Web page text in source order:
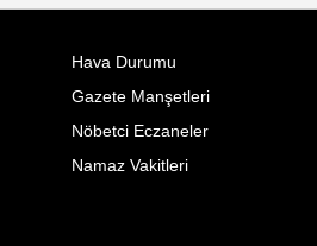
Hava Durumu
Gazete Manşetleri
Nöbetci Eczaneler
Namaz Vakitleri